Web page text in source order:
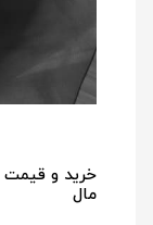
خرید و قیمت
مال